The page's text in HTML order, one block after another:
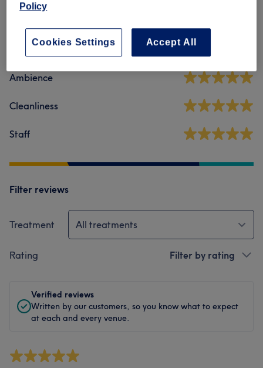
5,0
Ambience
Cleanliness
Staff
Filter reviews
Treatment All treatments
Rating Filter by rating
Verified reviews
Written by our customers, so you know what to expect
at each and every venue.
Policy
Accept All
Cookies Settings